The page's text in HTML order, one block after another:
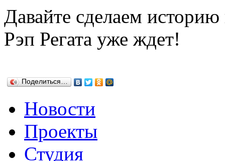
Давайте сделаем
Рэп Регата уже ждет!
Поделиться…
Новости
Проекты
Студия